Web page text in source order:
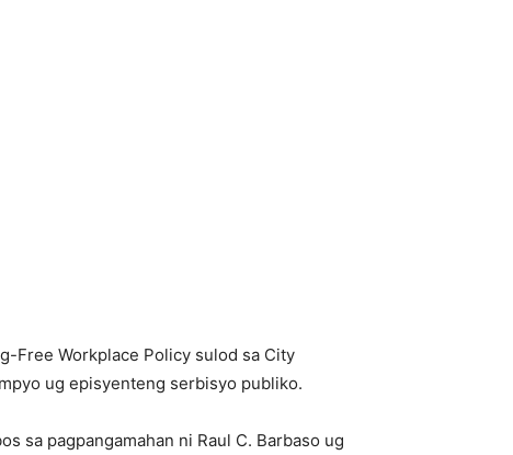
Free Workplace Policy sulod sa City
ug episyenteng serbisyo publiko.
sa pagpangamahan ni Raul C. Barbaso ug